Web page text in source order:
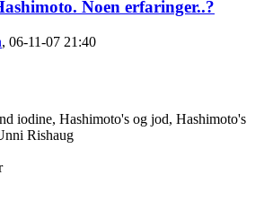
Noen erfaringer..?
, 06-11-07 21:40